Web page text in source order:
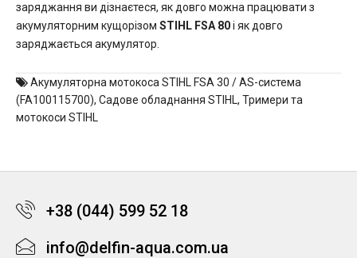
заряджання ви дізнаєтеся, як довго можна працювати з
акумуляторним кущорізом STIHL FSA 80і як довго
заряджається акумулятор.
Акумуляторна мотокоса STIHL FSA 30 / AS-система
(FA100115700), Садове обладнання STIHL, Тримери та
мотокоси STIHL
+38 (044) 599 52 18
info@delfin-aqua.com.ua